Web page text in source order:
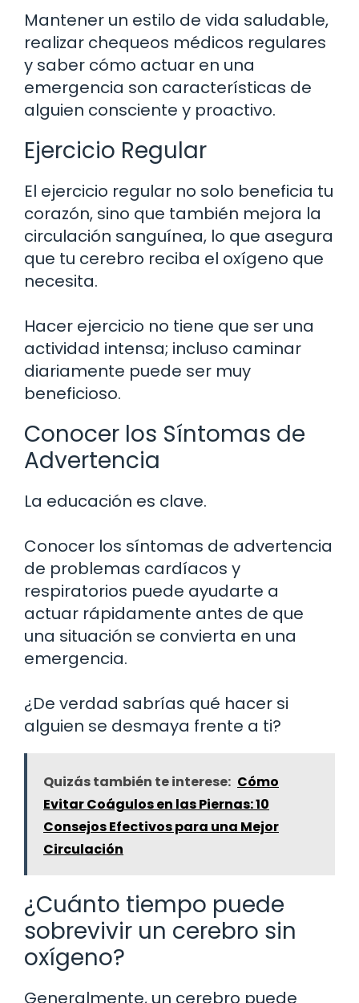
Mantener un estilo de vida saludable,
realizar chequeos médicos regulares
y saber cómo actuar en una
emergencia son características de
alguien consciente y proactivo.
Ejercicio Regular
El ejercicio regular no solo beneficia tu
corazón, sino que también mejora la
circulación sanguínea, lo que asegura
que tu cerebro reciba el oxígeno que
necesita.
Hacer ejercicio no tiene que ser una
actividad intensa; incluso caminar
diariamente puede ser muy
beneficioso.
Conocer los Síntomas de
Advertencia
La educación es clave.
Conocer los síntomas de advertencia
de problemas cardíacos y
respiratorios puede ayudarte a
actuar rápidamente antes de que
una situación se convierta en una
emergencia.
¿De verdad sabrías qué hacer si
alguien se desmaya frente a ti?
Quizás también te interese: Cómo
Evitar Coágulos en las Piernas: 10
Consejos Efectivos para una Mejor
Circulación
¿Cuánto tiempo puede
sobrevivir un cerebro sin
oxígeno?
Generalmente, un cerebro puede